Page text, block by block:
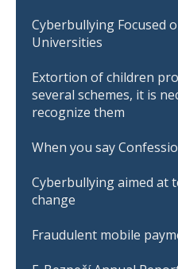
Cyberbullying Focused
Universities
Extortion of children
several schemes, it is
recognize them
When you say
Cyberbullying aimed at
change
Fraudulent mobile